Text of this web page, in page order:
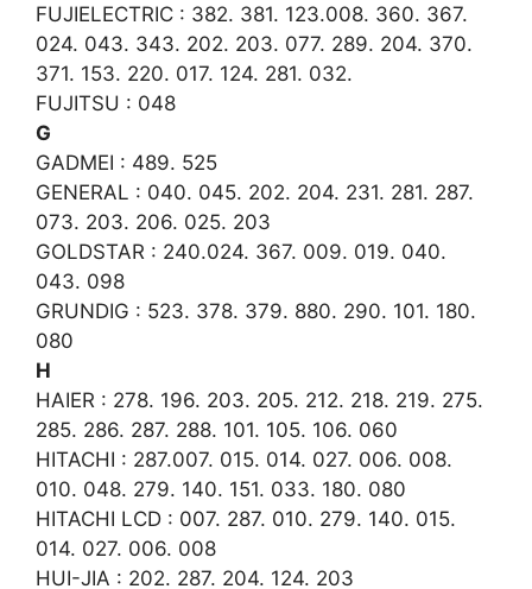
FUJIELECTRIC : 382. 381. 123.008. 360. 367.
024. 043. 343. 202. 203. 077. 289. 204. 370.
371. 153. 220. 017. 124. 281. 032.
FUJITSU : 048
G
GADMEI : 489. 525
GENERAL : 040. 045. 202. 204. 231. 281. 287.
073. 203. 206. 025. 203
GOLDSTAR : 240.024. 367. 009. 019. 040.
043. 098
GRUNDIG : 523. 378. 379. 880. 290. 101. 180.
080
H
HAIER : 278. 196. 203. 205. 212. 218. 219. 275.
285. 286. 287. 288. 101. 105. 106. 060
HITACHI : 287.007. 015. 014. 027. 006. 008.
010. 048. 279. 140. 151. 033. 180. 080
HITACHI LCD : 007. 287. 010. 279. 140. 015.
014. 027. 006. 008
HUI-JIA : 202. 287. 204. 124. 203